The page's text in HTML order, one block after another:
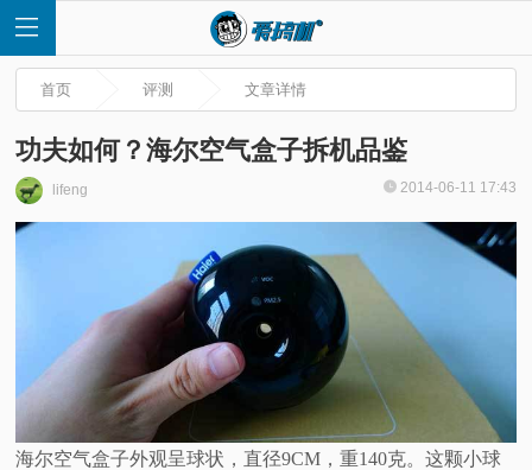
讯
评
首页 评测 文章详情
功夫如何？海尔空气盒子拆机品鉴
lifeng 2014-06-11 17:43
海尔空气盒子外观呈球状，直径9CM，重140克。这颗小球